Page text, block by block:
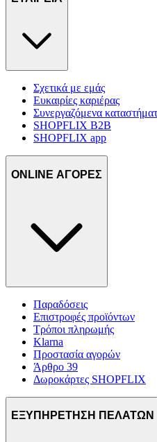
Σχετικά με εμάς
Ευκαιρίες καριέρας
Συνεργαζόμενα
SHOPFLIX B2B
SHOPFLIX app
ONLINE ΑΓΟΡΕΣ
Παραδόσεις
Επιστροφές προϊόντων
Τρόποι πληρωμής
Klarna
Προστασία αγορών
Άρθρο 39
Δωροκάρτες SHOPFLIX
ΕΞΥΠΗΡΕΤΗΣΗ ΠΕΛΑΤΩΝ